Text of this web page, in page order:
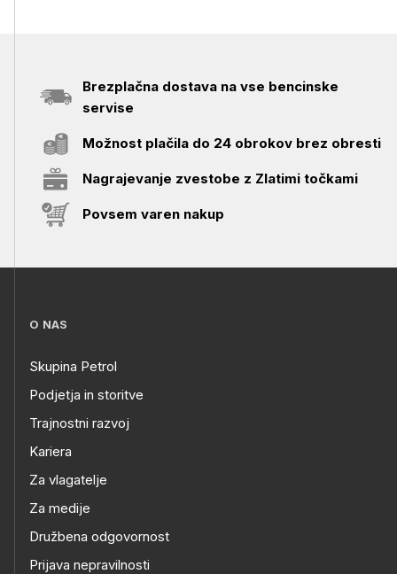
Brezplačna dostava na vse bencinske
servise
Možnost plačila do 24 obrokov brez obresti
Nagrajevanje zvestobe z Zlatimi točkami
Povsem varen nakup
O NAS
Skupina Petrol
Podjetja in storitve
Trajnostni razvoj
Kariera
Za vlagatelje
Za medije
Družbena odgovornost
Prijava nepravilnosti